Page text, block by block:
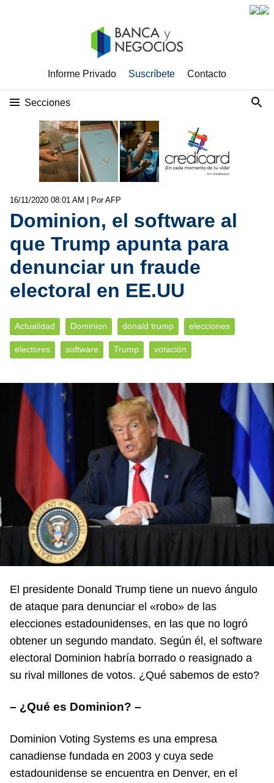
Informe Privado Suscríbete Contacto
Secciones
16/11/2020 08:01 AM | Por AFP
Dominion, el software al
que Trump apunta para
denunciar un fraude
electoral en EE.UU
Actualidad Dominion donald trump elecciones
electores software Trump votación
El presidente Donald Trump tiene un nuevo ángulo
de ataque para denunciar el «robo» de las
elecciones estadounidenses, en las que no logró
obtener un segundo mandato. Según él, el software
electoral Dominion habría borrado o reasignado a
su rival millones de votos. ¿Qué sabemos de esto?
– ¿Qué es Dominion? –
Dominion Voting Systems es una empresa
canadiense fundada en 2003 y cuya sede
estadounidense se encuentra en Denver, en el